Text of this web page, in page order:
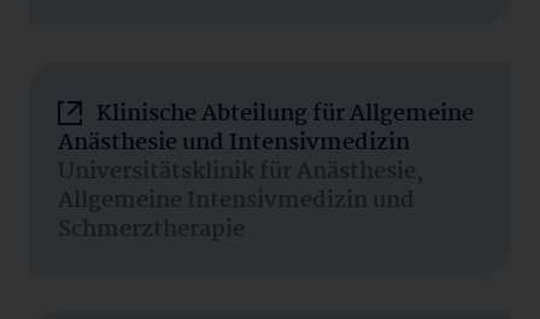
Klinische Abteilung für Allgemeine
Anästhesie und Intensivmedizin
Universitätsklinik für Anästhesie,
Allgemeine Intensivmedizin und
Schmerztherapie